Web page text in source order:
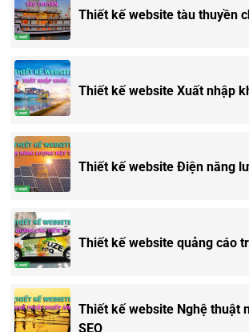
Thiết kế website tàu thuyền
Thiết kế website Xuất nhập
Thiết kế website Điện năng
Thiết kế website quảng cáo
Thiết kế website Nghệ thuật
SEO